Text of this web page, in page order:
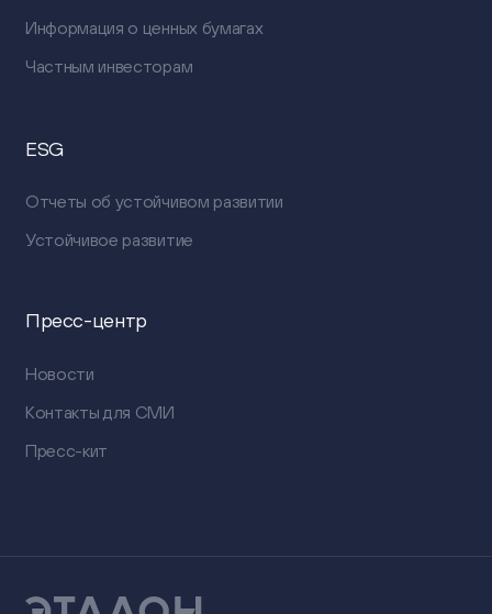
Информация о ценных бумагах
Частным инвесторам
ESG
Отчеты об устойчивом развитии
Устойчивое развитие
Пресс-центр
Новости
Контакты для СМИ
Пресс-кит